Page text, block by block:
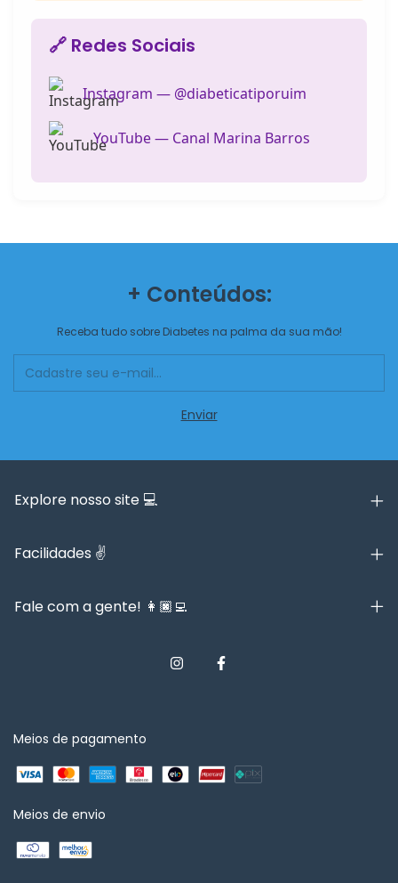
🔗 Redes Sociais
Instagram — @diabeticatiporuim
YouTube — Canal Marina Barros
+ Conteúdos:
Receba tudo sobre Diabetes na palma da sua mão!
Explore nosso site 💻
Facilidades ✌️
Fale com a gente! 👩🏿‍💻
Meios de pagamento
Meios de envio